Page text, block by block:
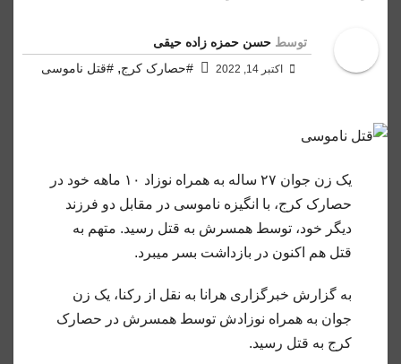
توسط حسن حمزه زاده حیقی
اکتبر 14, 2022 #حصارک کرج, #قتل ناموسی
یک زن جوان ۲۷ ساله به همراه نوزاد ۱۰ ماهه خود در
حصارک کرج، با انگیزه ناموسی در مقابل دو فرزند
دیگر خود، توسط همسرش به قتل رسید. متهم به
قتل هم اکنون در بازداشت بسر میبرد.
به گزارش خبرگزاری هرانا به نقل از رکنا، یک زن
جوان به همراه نوزادش توسط همسرش در حصارک
کرج به قتل رسید.